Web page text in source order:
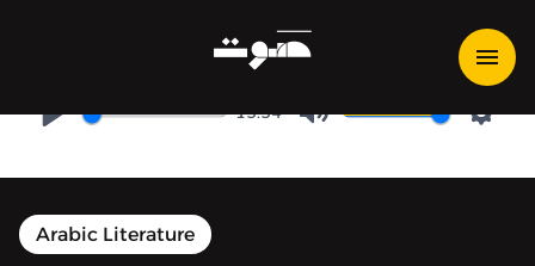
Juha | جحا - جحا والحمار الضائع
13:34
Arabic Literature